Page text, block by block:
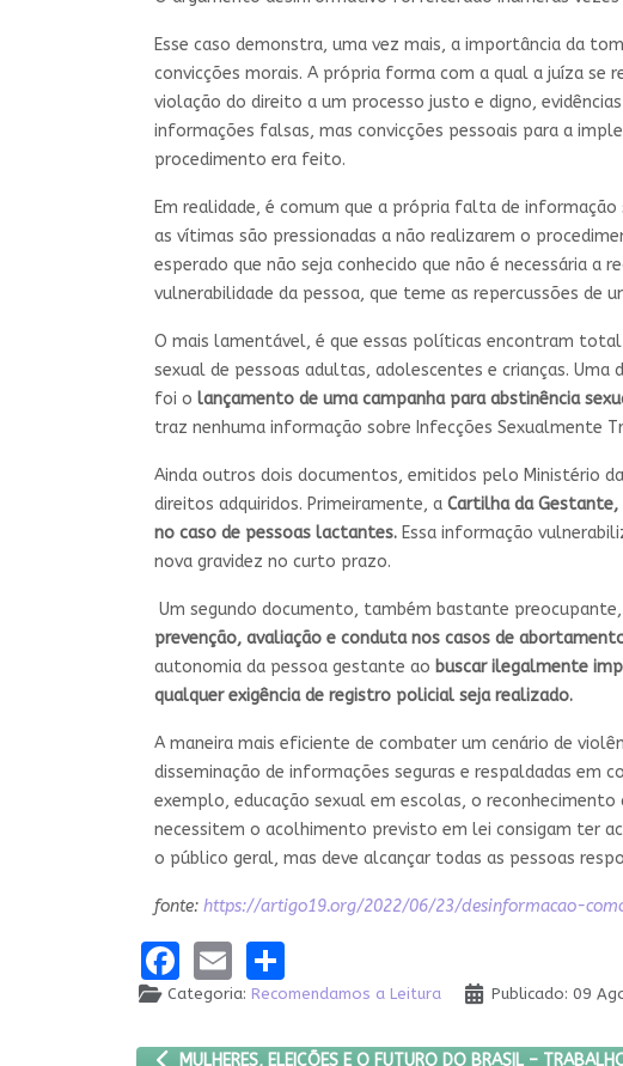
Esse caso demonstra, uma vez mais, a importância da
convicções morais. A própria forma com a qual a juíza se
violação do direito a um processo justo e digno,
informações falsas, mas convicções pessoais para a
procedimento era feito.
Em realidade, é comum que a própria falta de
as vítimas são pressionadas a não realizarem o
esperado que não seja conhecido que não é necessária
vulnerabilidade da pessoa, que teme as repercussões
O mais lamentável, é que essas políticas encontram
sexual de pessoas adultas, adolescentes e crianças. Uma
foi o lançamento de uma campanha para abstinência
traz nenhuma informação sobre Infecções Sexualmente
Ainda outros dois documentos, emitidos pelo Ministério
direitos adquiridos. Primeiramente, a Cartilha da
no caso de pessoas lactantes. Essa informação
nova gravidez no curto prazo.
Um segundo documento, também bastante
prevenção, avaliação e conduta nos casos de
autonomia da pessoa gestante ao buscar ilegalmente
qualquer exigência de registro policial seja realizado.
A maneira mais eficiente de combater um cenário de
disseminação de informações seguras e respaldadas em
exemplo, educação sexual em escolas, o
necessitem o acolhimento previsto em lei consigam ter
o público geral, mas deve alcançar todas as pessoas
fonte: https://artigo19.org/2022/06/23/desinformacao-
Facebook
Email
Categoria: Recomendamos a Leitura Publicado: 09
ARTIGO ANTERIOR: MULHERES, ELEIÇÕES E O FUTURO DO
MULHERES, ELEIÇÕES E O FUTURO DO BRASIL –